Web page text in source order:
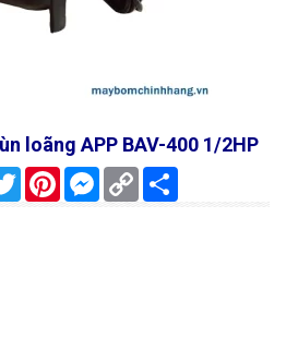
loãng APP BAV-400 1/2HP
TwitterPinterestMessenger
Copy
Link